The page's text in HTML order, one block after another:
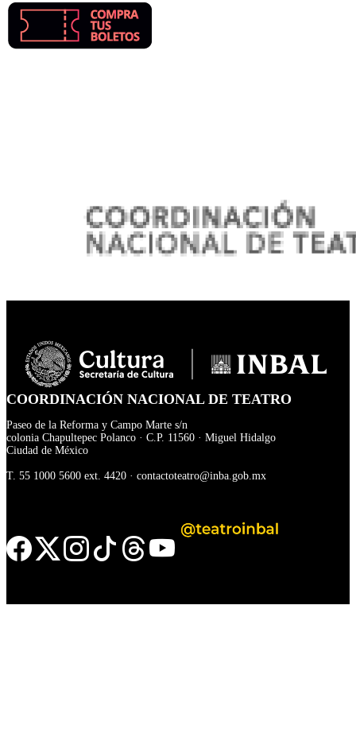
COORDINACIÓN NACIONAL DE TEATRO
Paseo de la Reforma y Campo Marte s/n
colonia Chapultepec Polanco · C.P. 11560 · Miguel Hidalgo
Ciudad de México
T. 55 1000 5600 ext. 4420 · contactoteatro@inba.gob.mx